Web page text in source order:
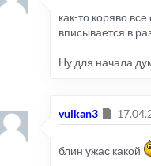
как-то коряво
вписывается в
Ну для начала
vulkan3
блин ужас какой